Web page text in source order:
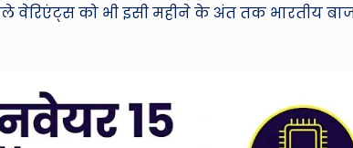
वेरिएंट्स को भी इसी महीने के अंत तक भारतीय